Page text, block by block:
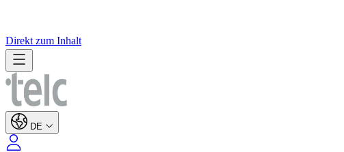
Direkt zum Inhalt
DE